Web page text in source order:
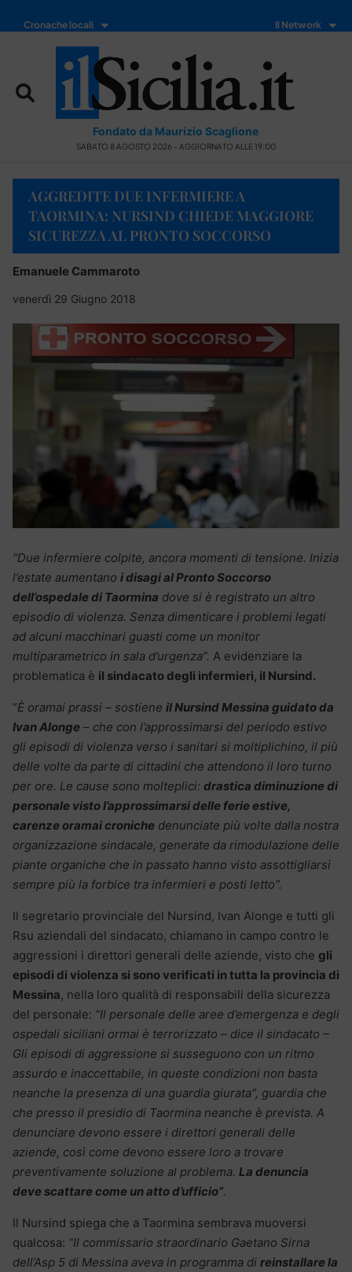
Cronache locali Il Network
Fondato da Maurizio Scaglione
SABATO 8 AGOSTO 2026 - AGGIORNATO ALLE 19:00
AGGREDITE DUE INFERMIERE A
TAORMINA: NURSIND CHIEDE MAGGIORE
SICUREZZA AL PRONTO SOCCORSO
Emanuele Cammaroto
venerdì 29 Giugno 2018
“Due infermiere colpite, ancora momenti di tensione. Inizia
l’estate aumentano i disagi al Pronto Soccorso
dell’ospedale di Taormina dove si è registrato un altro
episodio di violenza. Senza dimenticare i problemi legati
ad alcuni macchinari guasti come un monitor
multiparametrico in sala d’urgenza”. A evidenziare la
problematica è il sindacato degli infermieri, il Nursind.
“È oramai prassi – sostiene il Nursind Messina guidato da
Ivan Alonge – che con l’approssimarsi del periodo estivo
gli episodi di violenza verso i sanitari si moltiplichino, il più
delle volte da parte di cittadini che attendono il loro turno
per ore. Le cause sono molteplici: drastica diminuzione di
personale visto l’approssimarsi delle ferie estive,
carenze oramai croniche denunciate più volte dalla nostra
organizzazione sindacale, generate da rimodulazione delle
piante organiche che in passato hanno visto assottigliarsi
sempre più la forbice tra infermieri e posti letto”.
Il segretario provinciale del Nursind, Ivan Alonge e tutti gli
Rsu aziendali del sindacato, chiamano in campo contro le
aggressioni i direttori generali delle aziende, visto che gli
episodi di violenza si sono verificati in tutta la provincia di
Messina, nella loro qualità di responsabili della sicurezza
del personale: “Il personale delle aree d’emergenza e degli
ospedali siciliani ormai è terrorizzato – dice il sindacato –
Gli episodi di aggressione si susseguono con un ritmo
assurdo e inaccettabile, in queste condizioni non basta
neanche la presenza di una guardia giurata”, guardia che
che presso il presidio di Taormina neanche è prevista. A
denunciare devono essere i direttori generali delle
aziende, così come devono essere loro a trovare
preventivamente soluzione al problema. La denuncia
deve scattare come un atto d’ufficio”.
Il Nursind spiega che a Taormina sembrava muoversi
qualcosa: “Il commissario straordinario Gaetano Sirna
dell’Asp 5 di Messina aveva in programma di reinstallare la